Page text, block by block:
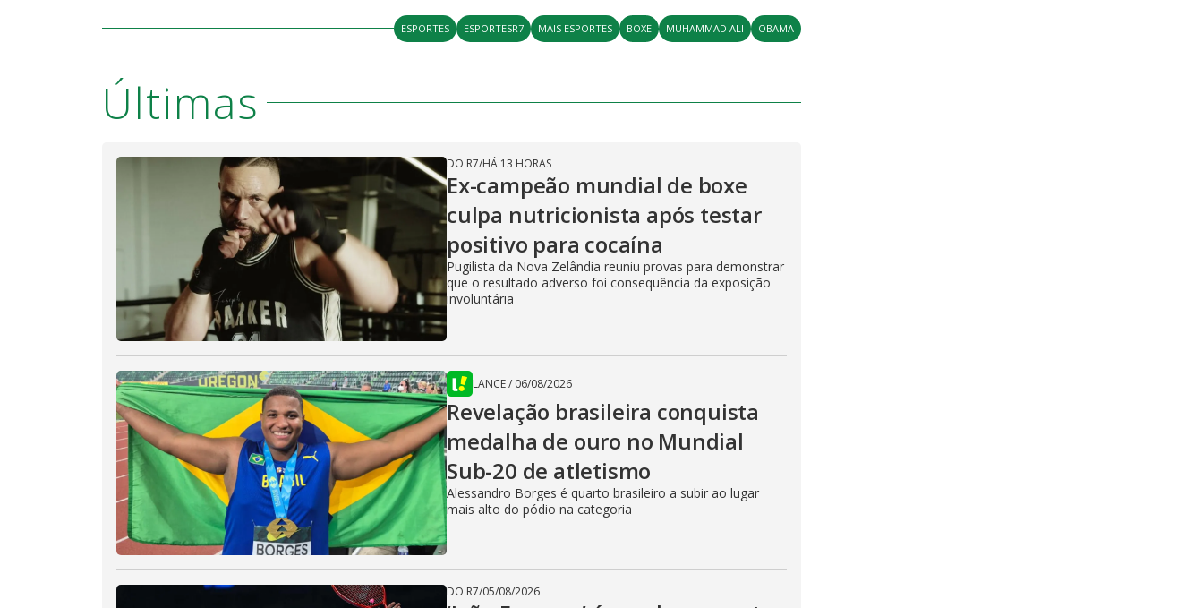
ESPORTES ESPORTESR7 MAIS ESPORTES BOXE MUHAMMAD ALI OBAMA
Últimas
DO R7/HÁ 13 HORAS
Ex-campeão mundial de boxe
culpa nutricionista após testar
positivo para cocaína
Pugilista da Nova Zelândia reuniu provas para demonstrar
que o resultado adverso foi consequência da exposição
involuntária
LANCE/ 06/08/2026
Revelação brasileira conquista
medalha de ouro no Mundial
Sub-20 de atletismo
Alessandro Borges é quarto brasileiro a subir ao lugar
mais alto do pódio na categoria
DO R7/05/08/2026